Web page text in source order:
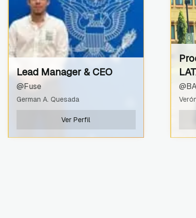
Lead Manager & CEO
@Fuse
German A. Quesada
Ver Perfil